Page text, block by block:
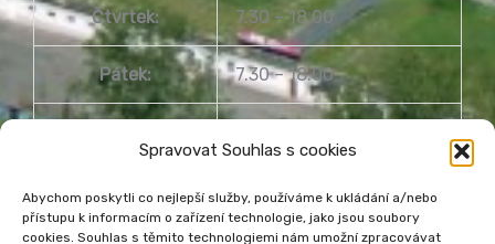
Spravovat Souhlas s cookies
Abychom poskytli co nejlepší služby, používáme k ukládání a/nebo
přístupu k informacím o zařízení technologie, jako jsou soubory
cookies. Souhlas s těmito technologiemi nám umožní zpracovávat
Čtvrtek: 7.30 – 18.00
Pátek: 7.30 – 18.00
Neděle: Zavřeno